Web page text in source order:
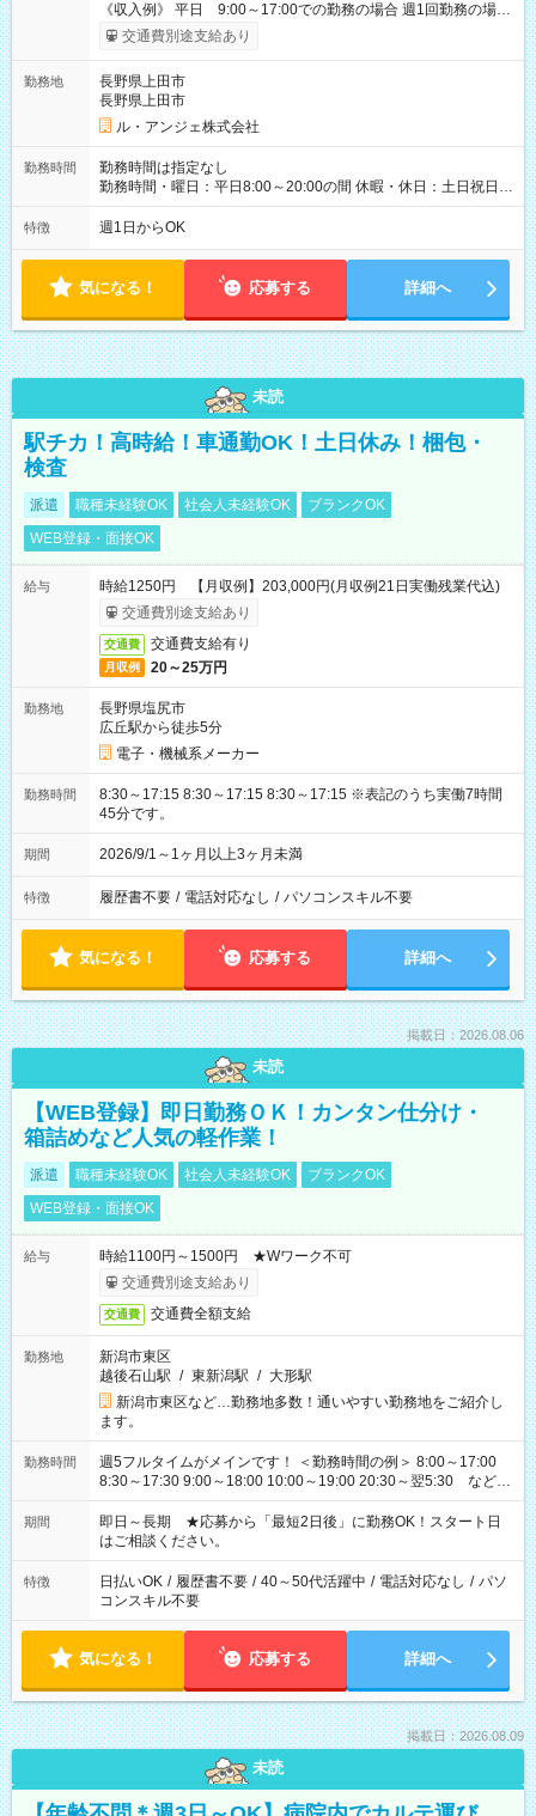
《収入例》 平日 9:00～17:00での勤務の場合 週1回勤務の場合
月収例：10,400円×4回 計41,600円 ※サービスの特性上、お仕
事が入らないことがあります。 その場合、5000円/日の待機保証
交通費別途支給あり
勤務地
長野県上田市
長野県上田市
ル・アンジェ株式会社
勤務時間
勤務時間は指定なし
勤務時間・曜日：平日8:00～20:00の間 休暇・休日：土日祝日
基本は曜日固定でのお仕事となります。お仕事日にお休み希望
の場合は、前月下旬に会社へお申し出をお願いしております。
特徴 週1日からOK
気になる！ 応募する 詳細へ
未読
駅チカ！高時給！車通勤OK！土日休み！梱包・
検査
派遣 職種未経験OK 社会人未経験OK
ブランクOK
WEB登録・面接OK
給与
時給1250円 【月収例】203,000円(月収例21日実働残業代込)
交通費別途支給あり
交通費 交通費支給有り
月収例 20～25万円
勤務地
長野県塩尻市
広丘駅から徒歩5分
電子・機械系メーカー
勤務時間
8:30～17:15 8:30～17:15 8:30～17:15 ※表記のうち実働7時間
45分です。
期間 2026/9/1～1ヶ月以上3ヶ月未満
特徴 履歴書不要 / 電話対応なし / パソコンスキル不要
気になる！ 応募する 詳細へ
掲載日：2026.08.06
未読
【WEB登録】即日勤務ＯＫ！カンタン仕分け・
箱詰めなど人気の軽作業！
派遣 職種未経験OK 社会人未経験OK
ブランクOK
WEB登録・面接OK
給与
時給1100円～1500円 ★Wワーク不可
交通費別途支給あり
交通費 交通費全額支給
勤務地
新潟市東区
越後石山駅 / 東新潟駅 / 大形駅
新潟市東区など…勤務地多数！通いやすい勤務地をご紹介し
ます。
勤務時間
週5フルタイムがメインです！ ＜勤務時間の例＞ 8:00～17:00
8:30～17:30 9:00～18:00 10:00～19:00 20:30～翌5:30 など ★
その他にも勤務時間多数！ 日勤のみ、残業なし、交替制など
ご希望を教えてください！
期間
即日～長期 ★応募から「最短2日後」に勤務OK！スタート日
はご相談ください。
特徴 日払いOK / 履歴書不要 / 40～50代活躍中 / 電話対応なし / パソ
コンスキル不要
気になる！ 応募する 詳細へ
掲載日：2026.08.09
未読